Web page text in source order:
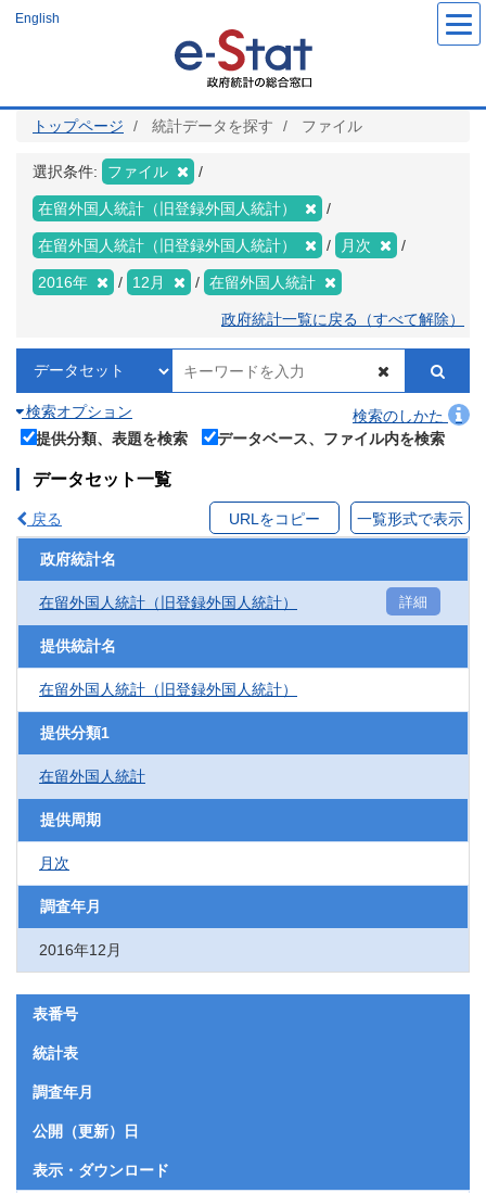
ツ
English
トップページ 統計データを探す ファイル
選択条件: ファイル
在留外国人統計（旧登録外国人統計）
在留外国人統計（旧登録外国人統計） 月次
2016年 12月 在留外国人統計
政府統計一覧に戻る（すべて解除）
検索オプション
検索のしかた
提供分類、表題を検索
データベース、ファイル内を検索
データセット一覧
戻る URLをコピー 一覧形式で表示
政府統計名
在留外国人統計（旧登録外国人統計） 詳細
提供統計名
在留外国人統計（旧登録外国人統計）
提供分類1
在留外国人統計
提供周期
月次
調査年月
2016年12月
表番号
統計表
調査年月
公開（更新）日
表示・ダウンロード